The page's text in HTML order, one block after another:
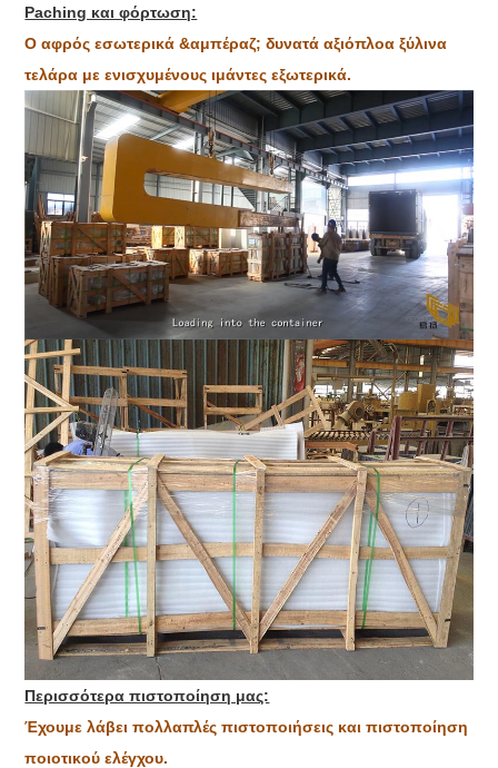
Paching και φόρτωση:
Ο αφρός εσωτερικά &αμπέραζ; δυνατά αξιόπλοα ξύλινα
τελάρα με ενισχυμένους ιμάντες εξωτερικά.
Περισσότερα πιστοποίηση μας:
Έχουμε λάβει πολλαπλές πιστοποιήσεις και πιστοποίηση
ποιοτικού ελέγχου.